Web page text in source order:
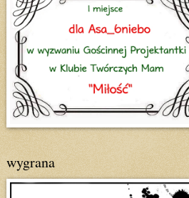
wygrana